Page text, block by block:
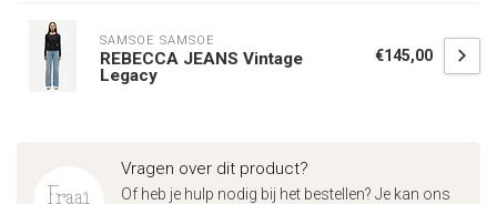
SAMSOE SAMSOE
REBECCA JEANS Vintage
Legacy
€145,00
Vragen over dit product?
Of heb je hulp nodig bij het bestellen? Je kan ons